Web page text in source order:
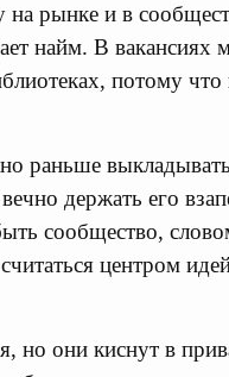
рынке и в
найм. В вакансиях
потому что
раньше
держать его
сообщество,
центром
но они киснут в